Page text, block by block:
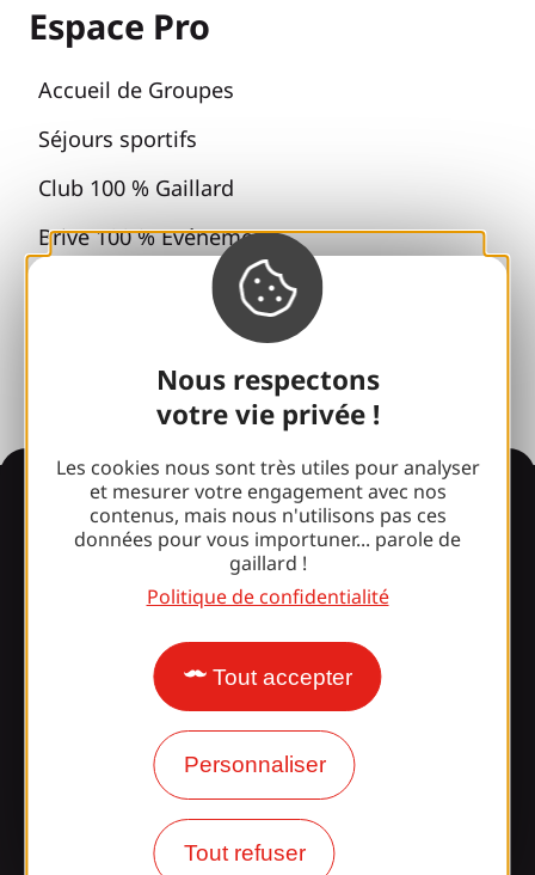
Nous respectons
votre vie privée !
Les cookies nous sont très utiles pour analyser
et mesurer votre engagement avec nos
contenus, mais nous n'utilisons pas ces
données pour vous importuner... parole de
gaillard !
Politique de confidentialité
Tout accepter
Personnaliser
Tout refuser
Espace Pro
Accueil de Groupes
Séjours sportifs
Club 100 % Gaillard
Brive 100 % Evénement
Informations
Surpris par notre design ?
Nos horaires d'ouverture
Accès et transports
Nos brochures